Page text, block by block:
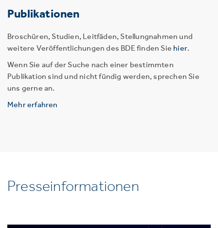
Publikationen
Broschüren, Studien, Leitfäden, Stellungnahmen und
weitere Veröffentlichungen des BDE finden Sie hier.
Wenn Sie auf der Suche nach einer bestimmten
Publikation sind und nicht fündig werden, sprechen Sie
uns gerne an.
Mehr erfahren
Presseinformationen